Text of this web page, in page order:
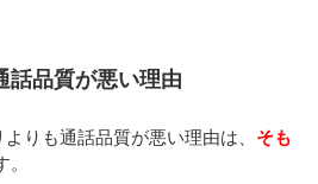
話品質が悪い理由
りも通話品質が悪い理由は、 そも
。